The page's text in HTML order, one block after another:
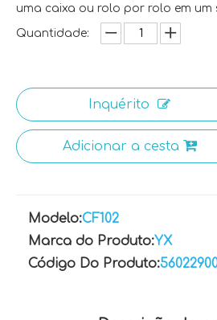
uma caixa ou rolo por rolo em um
Quantidade:
Inquérito
Adicionar a cesta
Modelo:CF102
Marca do Produto:YX
Código Do Produto: